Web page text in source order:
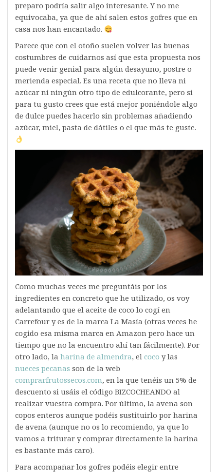
preparo podría salir algo interesante. Y no me
equivocaba, ya que de ahí salen estos gofres que en
casa nos han encantado.
Parece que con el otoño suelen volver las buenas
costumbres de cuidarnos así que esta propuesta nos
puede venir genial para algún desayuno, postre o
merienda especial. Es una receta que no lleva ni
azúcar ni ningún otro tipo de edulcorante, pero si
para tu gusto crees que está mejor poniéndole algo
de dulce puedes hacerlo sin problemas añadiendo
azúcar, miel, pasta de dátiles o el que más te guste.
Como muchas veces me preguntáis por los
ingredientes en concreto que he utilizado, os voy
adelantando que el aceite de coco lo cogí en
Carrefour y es de la marca La Masía (otras veces he
cogido esa misma marca en Amazon pero hace un
tiempo que no la encuentro ahí tan fácilmente). Por
otro lado, la harina de almendra, el coco y las
nueces pecanas son de la web
comprarfrutossecos.com, en la que tenéis un 5% de
descuento si usáis el código BIZCOCHEANDO al
realizar vuestra compra. Por último, la avena son
copos enteros aunque podéis sustituirlo por harina
de avena (aunque no os lo recomiendo, ya que lo
vamos a triturar y comprar directamente la harina
es bastante más caro).
Para acompañar los gofres podéis elegir entre